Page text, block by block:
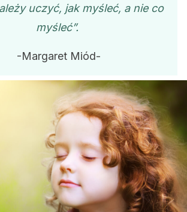
uczyć, jak myśleć, a nie co
myśleć”.
-Margaret Miód-